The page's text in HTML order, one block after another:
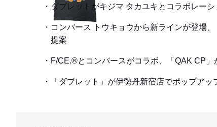
ダブレットがキジマ タカユキとコラボレー
コンバース トウキョウから新ラインが登場
提案
F/CE.®とコンバースがコラボ、「QAK CP
「ダブレット」が伊勢丹新宿店でポップア